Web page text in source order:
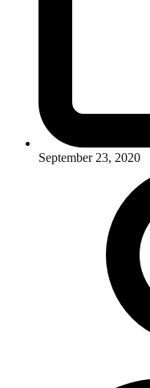
September 23, 2020